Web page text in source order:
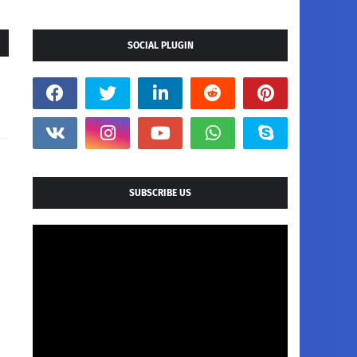
SOCIAL PLUGIN
SUBSCRIBE US